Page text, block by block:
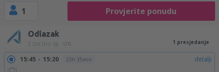
1 Provjerite ponudu
Odlazak
2 Oct (Fri) SJJ - STR 1 presjedanje
15:45 15:20 23h 35min detalji